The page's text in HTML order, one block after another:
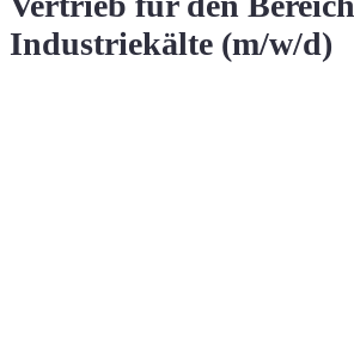
Industriekälte (m/w/d)